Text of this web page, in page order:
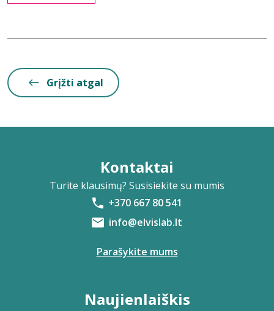
Grįžti atgal
Kontaktai
Turite klausimų? Susisiekite su mumis
+370 667 80 541
info@elvislab.lt
Parašykite mums
Naujienlaiškis